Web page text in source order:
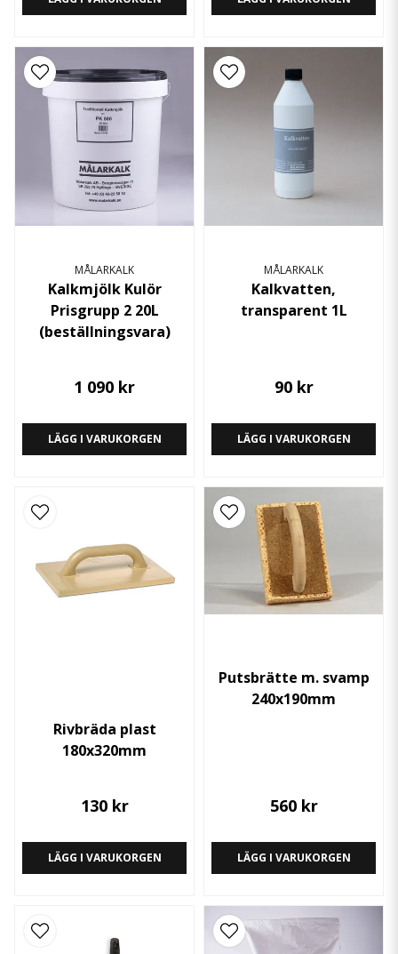
MÅLARKALK
Kalkmjölk Kulör
Prisgrupp 2 20L
(beställningsvara)
1 090 kr
LÄGG I VARUKORGEN
MÅLARKALK
Kalkvatten,
transparent 1L
90 kr
LÄGG I VARUKORGEN
Rivbräda plast
180x320mm
130 kr
LÄGG I VARUKORGEN
Putsbrätte m. svamp
240x190mm
560 kr
LÄGG I VARUKORGEN